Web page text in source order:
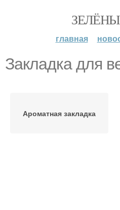
главная
Закладка для
Ароматная закладка